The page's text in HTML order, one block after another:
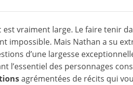
est vraiment large. Le faire tenir
impossible. Mais Nathan a su
d’une largesse
l’essentiel des personnages
agrémentées de récits qui